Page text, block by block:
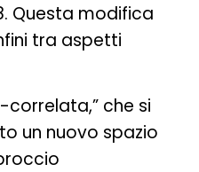
Questa modifica
tra aspetti
che si
un nuovo spazio